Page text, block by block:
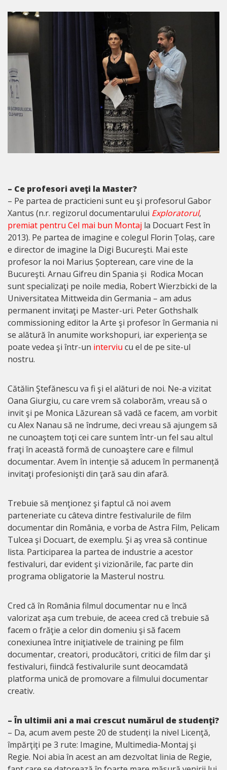
– Ce profesori aveţi la Master?
– Pe partea de practicieni sunt eu şi profesorul Gabor
Xantus (n.r. regizorul documentarului Exploratorul,
premiat pentru Cel mai bun Montaj la Docuart Fest în
2013). Pe partea de imagine e colegul Florin Țolaș, care
e director de imagine la Digi Bucureşti. Mai este
profesor la noi Marius Șopterean, care vine de la
Bucureşti. Arnau Gifreu din Spania și Rodica Mocan
sunt specializaţi pe noile media, Robert Wierzbicki de la
Universitatea Mittweida din Germania – am adus
permanent invitaţi pe Master-uri. Peter Gothshalk
commissioning editor la Arte şi profesor în Germania ni
se alătură în anumite workshopuri, iar experienţa se
poate vedea şi într-un interviu cu el de pe site-ul
nostru.
Cătălin Ştefănescu va fi şi el alături de noi. Ne-a vizitat
Oana Giurgiu, cu care vrem să colaborăm, vreau să o
invit şi pe Monica Lăzurean să vadă ce facem, am vorbit
cu Alex Nanau să ne îndrume, deci vreau să ajungem să
ne cunoaştem toţi cei care suntem într-un fel sau altul
fraţi în această formă de cunoaştere care e filmul
documentar. Avem în intenţie să aducem în permanență
invitaţi profesionişti din ţară sau din afară.
Trebuie să menţionez şi faptul că noi avem
parteneriate cu câteva dintre festivalurile de film
documentar din România, e vorba de Astra Film, Pelicam
Tulcea şi Docuart, de exemplu. Şi aş vrea să continue
lista. Participarea la partea de industrie a acestor
festivaluri, dar evident şi vizionările, fac parte din
programa obligatorie la Masterul nostru.
Cred că în România filmul documentar nu e încă
valorizat aşa cum trebuie, de aceea cred că trebuie să
facem o frăţie a celor din domeniu şi să facem
conexiunea între iniţiativele de training pe film
documentar, creatori, producători, critici de film dar şi
festivaluri, fiindcă festivalurile sunt deocamdată
platforma unică de promovare a filmului documentar
creativ.
– În ultimii ani a mai crescut numărul de studenţi?
– Da, acum avem peste 20 de studenți la nivel Licenţă,
împărţiţi pe 3 rute: Imagine, Multimedia-Montaj şi
Regie. Noi abia în acest an am dezvoltat linia de Regie,